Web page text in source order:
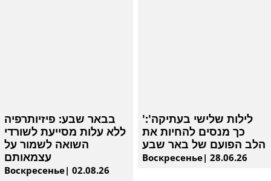
בבאר שבע: פיזיותרפיה
ללא עלות מסייעת לשורדי
השואה לשמור על
עצמאותם
Воскресенье| 02.08.26
'לילות שלישי בעתיקה':
כך מנסים להחיות את
הלב הפועם של באר שבע
Воскресенье| 28.06.26